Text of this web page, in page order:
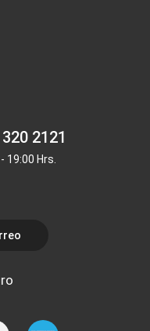
2121
19:00 Hrs.